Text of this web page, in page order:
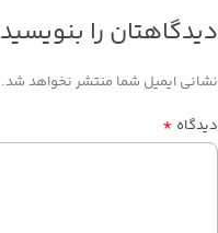
دیدگاهتان را بنویسید
نشانی ایمیل شما منتشر نخواهد شد.
دیدگاه *